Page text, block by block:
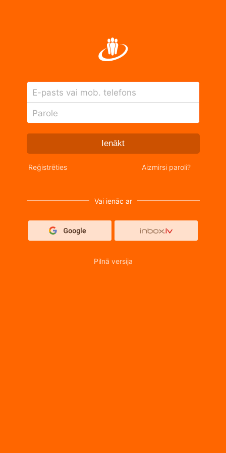
E-pasts vai mob. telefons
Parole
Ienākt
Reģistrēties Aizmirsi paroli?
Vai ienāc ar
Pilnā versija